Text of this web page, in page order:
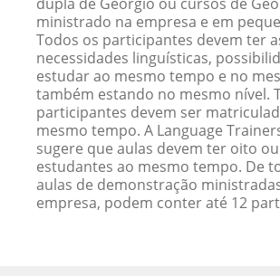
ministrado na empresa e em
Todos os participantes devem ter
necessidades linguísticas,
estudar ao mesmo tempo e no
também estando no mesmo nível.
participantes devem ser
mesmo tempo. A Language
sugere que aulas devem ter oito
estudantes ao mesmo tempo. De
aulas de demonstração
empresa, podem conter até 12